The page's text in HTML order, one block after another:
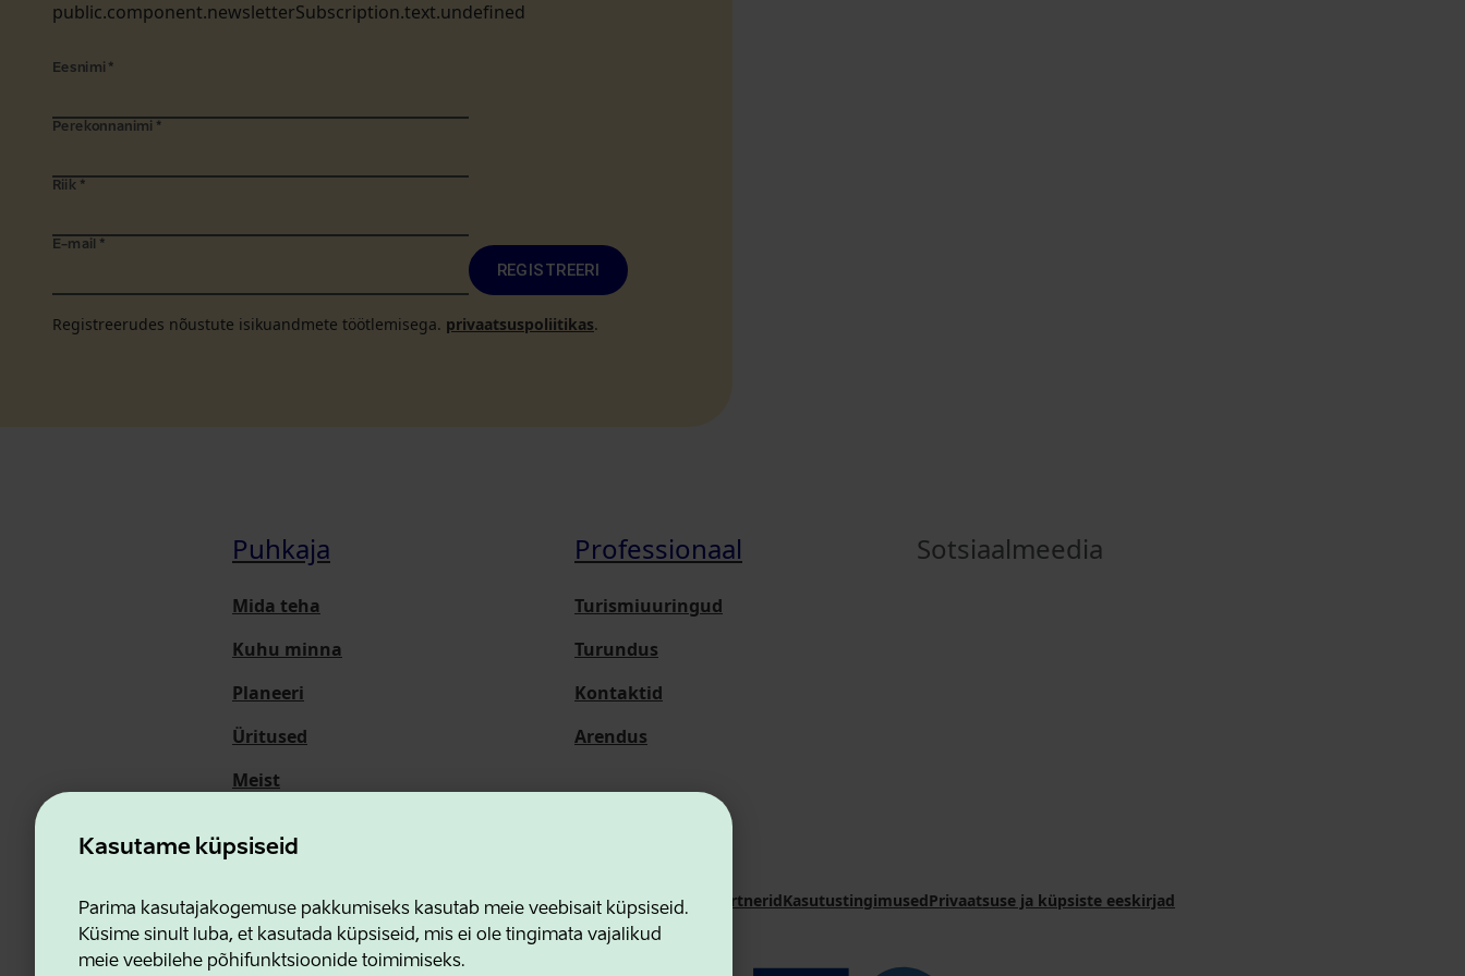
Kasutame küpsiseid
Parima kasutajakogemuse pakkumiseks kasutab meie veebisait küpsiseid.
Küsime sinult luba, et kasutada küpsiseid, mis ei ole tingimata vajalikud
meie veebilehe põhifunktsioonide toimimiseks.
public.component.newsletterSubscription.text.undefined
Eesnimi *
Perekonnanimi *
Riik *
E-mail *
REGISTREERI
Registreerudes nõustute isikuandmete töötlemisega. privaatsuspoliitikas.
Puhkaja
Mida teha
Kuhu minna
Planeeri
Üritused
Meist
Professionaal
Turismiuuringud
Turundus
Kontaktid
Arendus
Sotsiaalmeedia
Ettevõtluse ja Innovatsiooni SihtasutusKontaktidKoostööpartneridKasutustingimusedPrivaatsuse ja küpsiste eeskirjad